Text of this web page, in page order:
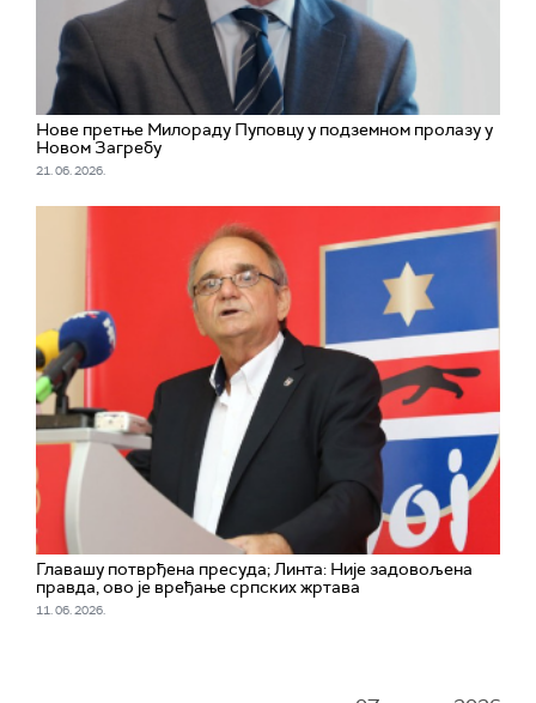
Нове претње Милораду Пуповцу у подземном пролазу у
Новом Загребу
21. 06. 2026.
Главашу потврђена пресуда; Линта: Није задовољена
правда, ово је вређање српских жртава
11. 06. 2026.